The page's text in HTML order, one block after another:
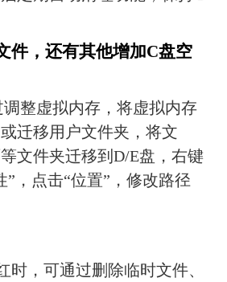
件，还有其他增加C盘空
整虚拟内存，将虚拟内存
迁移用户文件夹，将文
文件夹迁移到D/E盘，右键
”，点击“位置”，修改路径
时，可通过删除临时文件、